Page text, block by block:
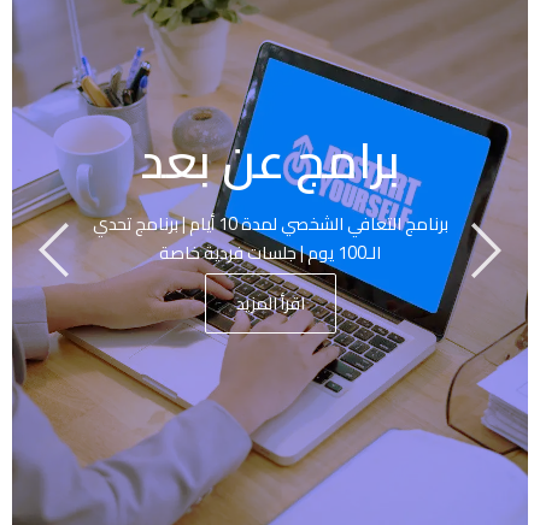
برامج عن بعد
برنامج التعافي الشخصي لمدة 10 أيام | برنامج تحدي
الـ100 يوم | جلسات فردية خاصة
اقرأ المزيد